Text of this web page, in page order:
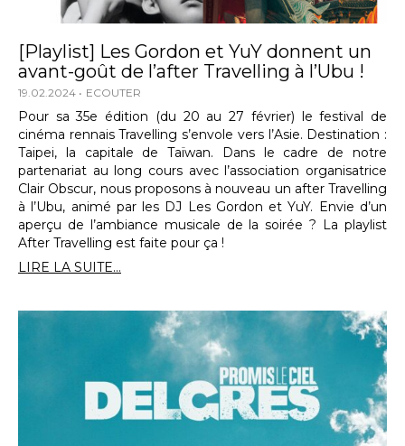
[Playlist] Les Gordon et YuY donnent un
avant-goût de l’after Travelling à l’Ubu !
19.02.2024 ECOUTER
Pour sa 35e édition (du 20 au 27 février) le festival de
cinéma rennais Travelling s’envole vers l’Asie. Destination :
Taipei, la capitale de Taïwan. Dans le cadre de notre
partenariat au long cours avec l’association organisatrice
Clair Obscur, nous proposons à nouveau un after Travelling
à l’Ubu, animé par les DJ Les Gordon et YuY. Envie d’un
aperçu de l’ambiance musicale de la soirée ? La playlist
After Travelling est faite pour ça !
LIRE LA SUITE...